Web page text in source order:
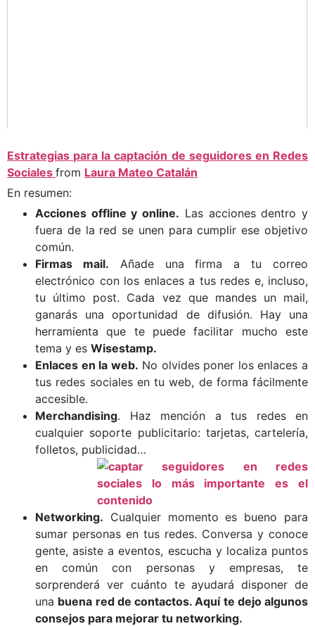
Estrategias para la captación de seguidores en Redes
Sociales from Laura Mateo Catalán
En resumen:
Acciones offline y online. Las acciones dentro y
fuera de la red se unen para cumplir ese objetivo
común.
Firmas mail. Añade una firma a tu correo
electrónico con los enlaces a tus redes e, incluso,
tu último post. Cada vez que mandes un mail,
ganarás una oportunidad de difusión. Hay una
herramienta que te puede facilitar mucho este
tema y es Wisestamp.
Enlaces en la web. No olvides poner los enlaces a
tus redes sociales en tu web, de forma fácilmente
accesible.
Merchandising. Haz mención a tus redes en
cualquier soporte publicitario: tarjetas, cartelería,
folletos, publicidad…
Networking. Cualquier momento es bueno para
sumar personas en tus redes. Conversa y conoce
gente, asiste a eventos, escucha y localiza puntos
en común con personas y empresas, te
sorprenderá ver cuánto te ayudará disponer de
una buena red de contactos. Aquí te dejo algunos
consejos para mejorar tu networking.